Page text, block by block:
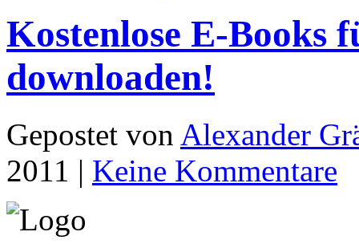
Kostenlose E-Books
downloaden!
Gepostet von Alexander
2011 | Keine Kommentare